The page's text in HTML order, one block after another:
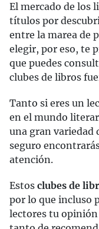
El mercado de los
títulos por
entre la marea de
elegir, por eso, te
que puedes
clubes de libros
Tanto si eres un
en el mundo
una gran variedad
seguro
atención.
Estos clubes de
por lo que incluso
lectores tu opinión